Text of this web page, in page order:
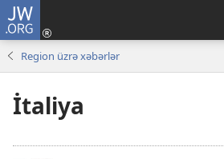
JW.ORG
Region üzrə xəbərlər
İtaliya